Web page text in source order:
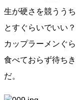
生が硬さを競うう
とすぐらいでいい
カップラーメンぐ
食べておらず待ち
だ。